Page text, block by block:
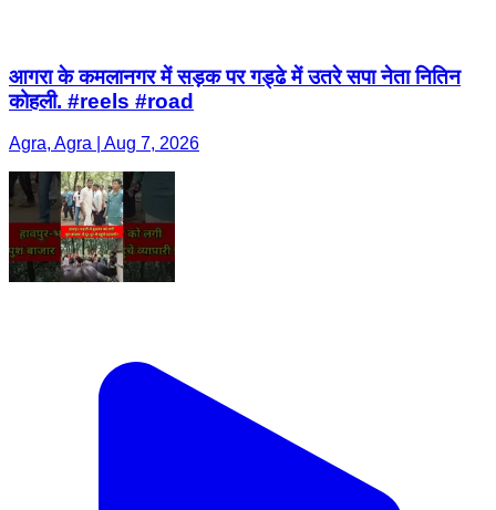
आगरा के कमलानगर में सड़क पर गड्ढे में उतरे सपा नेता नितिन
कोहली. #reels #road
Agra, Agra | Aug 7, 2026